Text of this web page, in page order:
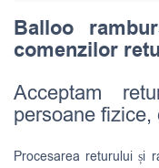
Balloo
comenzilor
Acceptam
persoane fizice,
Procesarea returului și